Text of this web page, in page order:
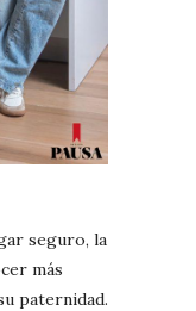
seguro, la
más
paternidad.